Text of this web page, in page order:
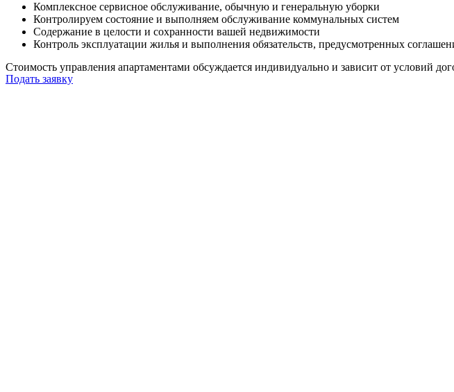
Комплексное сервисное обслуживание, обычную и генеральную уборки
Контролируем состояние и выполняем обслуживание коммунальных систем
Содержание в целости и сохранности вашей недвижимости
Контроль эксплуатации жилья и выполнения обязательств, предусмотренных
Стоимость управления апартаментами обсуждается индивидуально и зависит от условий
Подать заявку